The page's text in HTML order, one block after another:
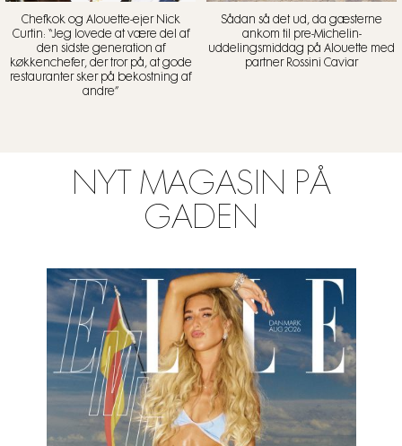
Chefkok og Alouette-ejer Nick
Curtin: “Jeg lovede at være del af
den sidste generation af
køkkenchefer, der tror på, at gode
restauranter sker på bekostning af
andre”
Sådan så det ud, da gæsterne
ankom til pre-Michelin-
uddelingsmiddag på Alouette med
partner Rossini Caviar
NYT MAGASIN PÅ
GADEN